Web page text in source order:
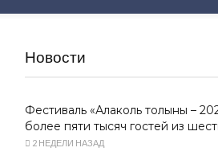
Новости
Фестиваль «Алаколь толқыны –
более пяти тысяч гостей из
2 НЕДЕЛИ НАЗАД